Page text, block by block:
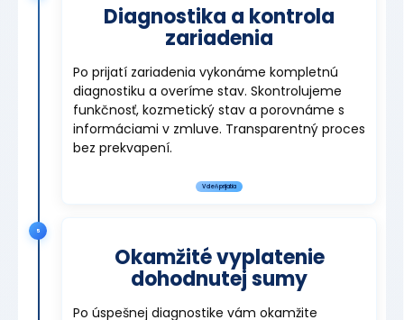
Diagnostika a kontrola
zariadenia
Po prijatí zariadenia vykonáme kompletnú
diagnostiku a overíme stav. Skontrolujeme
funkčnosť, kozmetický stav a porovnáme s
informáciami v zmluve. Transparentný proces
bez prekvapení.
V deň prijatia
5
Okamžité vyplatenie
dohodnutej sumy
Po úspešnej diagnostike vám okamžite